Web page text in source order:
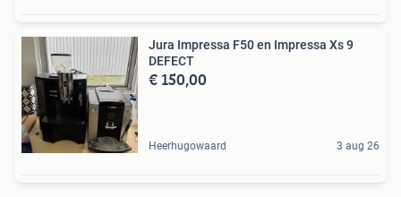
Jura Impressa F50 en Impressa Xs 9
DEFECT
€ 150,00
Heerhugowaard 3 aug 26